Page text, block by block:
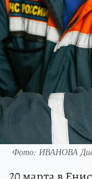
Фото: ИВАНОВА